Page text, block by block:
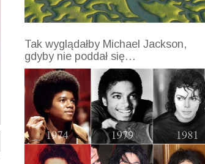
Tak wyglądałby Michael Jackson,
gdyby nie poddał się…